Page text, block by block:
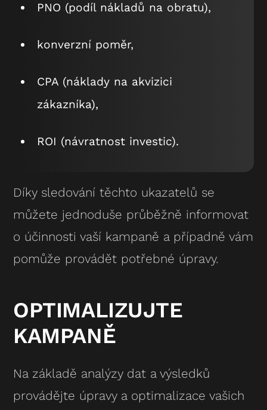
PNO (podíl nákladů na obratu),
konverzní poměr,
CPA (náklady na akvizici
zákazníka),
ROI (návratnost investic).
Díky sledování těchto ukazatelů se
můžete jednoduše průběžně informovat
o účinnosti vaší kampaně a případně vám
pomůže provádět potřebné úpravy.
OPTIMALIZUJTE
KAMPANĚ
Na základě analýzy dat a výsledků
provádějte úpravy a optimalizace vašich